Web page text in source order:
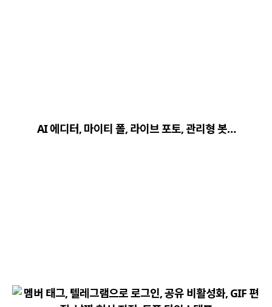
AI 에디터, 마이티 폴, 라이브 포토, 관리형 봇…